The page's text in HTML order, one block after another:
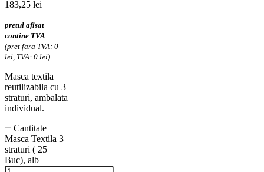
183,25 lei
pretul afisat
contine TVA
(pret fara TVA: 0
lei, TVA: 0 lei)
Masca textila
reutilizabila cu 3
straturi, ambalata
individual.
Cantitate
Masca Textila 3
straturi ( 25
Buc), alb